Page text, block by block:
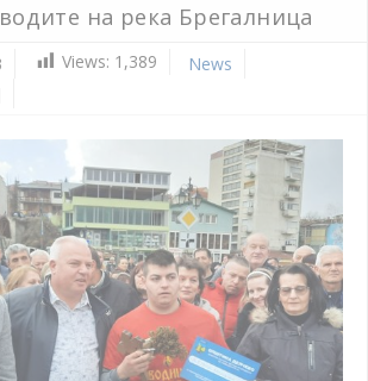
на река Брегалница
Views: 1,389
News